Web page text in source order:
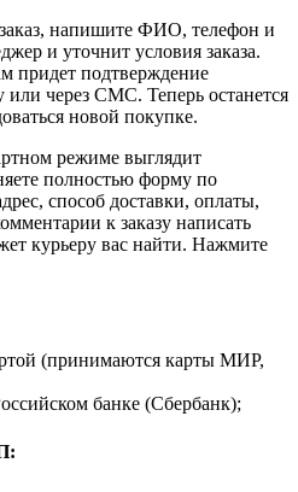
напишите ФИО, телефон и
и уточнит условия заказа.
придет подтверждение
или через СМС. Теперь останется
новой покупке.
режиме выглядит
полностью форму по
способ доставки, оплаты,
к заказу написать
курьеру вас найти. Нажмите
(принимаются карты МИР,
банке (Сбербанк);